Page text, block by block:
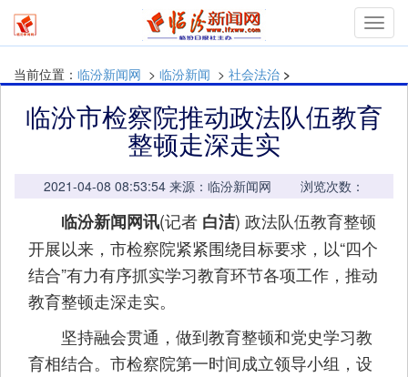
当前位置： 临汾新闻网 > 临汾新闻 > 社会法治 >
临汾市检察院推动政法队伍教育
整顿走深走实
2021-04-08 08:53:54 来源：临汾新闻网 浏览次数：
临汾新闻网讯(记者 白洁) 政法队伍教育整顿
开展以来，市检察院紧紧围绕目标要求，以“四个
结合”有力有序抓实学习教育环节各项工作，推动
教育整顿走深走实。
坚持融会贯通，做到教育整顿和党史学习教
育相结合。市检察院第一时间成立领导小组，设